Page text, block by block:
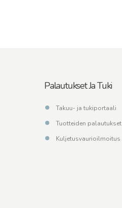
Palautukset Ja Tuki
Takuu- ja tukiportaali
Tuotteiden palautukset
Kuljetusvaurioilmoitus